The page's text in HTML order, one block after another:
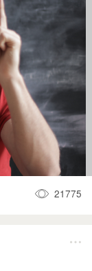
21775